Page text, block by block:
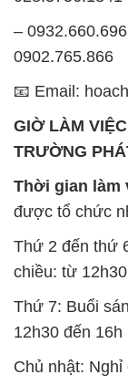
–
0902.765.866
📧 Email:
GIỜ LÀM
TRƯỜNG
Thời gian làm
được tổ chức
Thứ 2 đến thứ
chiều: từ
Thứ 7: Buổi
12h30 đến 16h
Chủ nhật: